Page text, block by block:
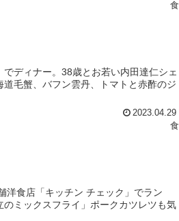
食
ディナー。38歳とお若い内田達仁シェ
毛蟹、バフン雲丹、トマトと赤酢のジ
2023.04.29
食
洋食店「キッチン チェック」でラン
ミックスフライ」ポークカツレツも気